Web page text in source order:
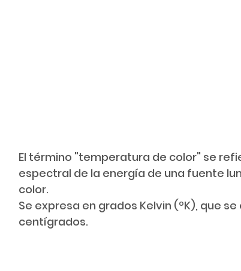
El término "temperatura de color" se
espectral de la energía de una fuente
color.
Se expresa en grados Kelvin (ºK), que
centígrados.